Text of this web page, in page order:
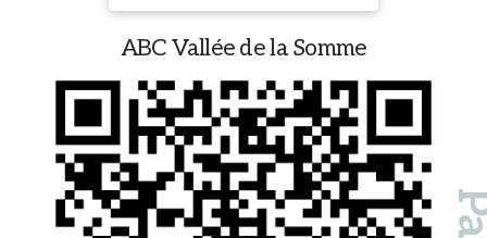
ABC Vallée de la Somme